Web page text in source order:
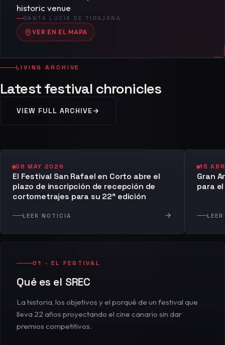
historic venue
SANTA LUCÍA DE TIRAJANA
VER EN EL MAPA
LIVING ARCHIVE
Latest festival chronicles
VIEW FULL ARCHIVE→
08 MAY 2026
El Festival San Rafael en Corto abre el
plazo de inscripción de recepción de
cortometrajes para su 22ª edición
LEER NOTICIA →
15
Gran
para
01 · EL FESTIVAL
Qué es el SREC
La historia, los objetivos y el porqué de un festival que
lleva 22 años proyectando el cine canario sin dar
premios competitivos.